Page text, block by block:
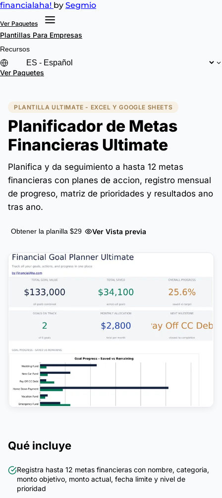
financialaha! by Segmio
Ver Paquetes
Plantillas Para Empresas
Recursos
Ver Paquetes
PLANTILLA ULTIMATE - EXCEL Y GOOGLE SHEETS
Planificador de Metas
Financieras Ultimate
Planifica y da seguimiento a hasta 12 metas
financieras con planes de accion, registro mensual
de progreso, matriz de prioridades y resultados ano
tras ano.
Obtener la planilla $29 Ver Vista previa
Qué incluye
Registra hasta 12 metas financieras con nombre, categoria,
monto objetivo, monto actual, fecha limite y nivel de
prioridad